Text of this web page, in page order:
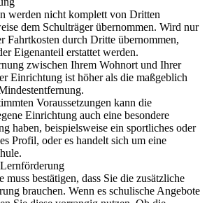
werden nicht komplett von Dritten
dem Schulträger übernommen. Wird nur
Fahrtkosten durch Dritte übernommen,
Eigenanteil erstattet werden.
zwischen Ihrem Wohnort und Ihrer
Einrichtung ist höher als die maßgeblich
Voraussetzungen kann die
Einrichtung auch eine besondere
haben, beispielsweise ein sportliches oder
Profil, oder es handelt sich um eine
muss bestätigen, dass Sie die zusätzliche
brauchen. Wenn es schulische Angebote